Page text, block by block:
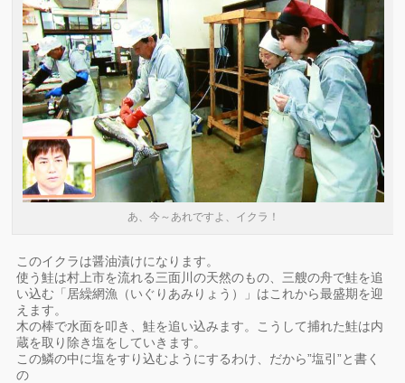
あ、今～あれですよ、イクラ！
このイクラは醤油漬けになります。
使う鮭は村上市を流れる三面川の天然のもの、三艘の舟で鮭を追
い込む「居繰網漁（いぐりあみりょう）」はこれから最盛期を迎
えます。
木の棒で水面を叩き、鮭を追い込みます。こうして捕れた鮭は内
蔵を取り除き塩をしていきます。
この鱗の中に塩をすり込むようにするわけ、だから”塩引”と書く
の